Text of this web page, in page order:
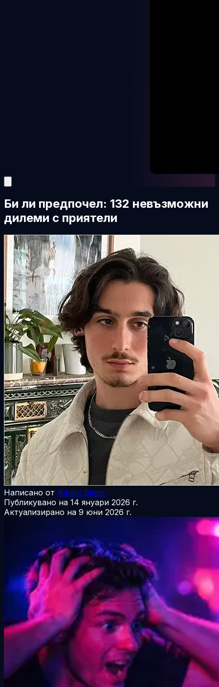
Би ли предпочел: 132 невъзможни
дилеми с приятели
Написано от Adrien Blanc
Публикувано на 14 януари 2026 г.
Актуализирано на 9 юни 2026 г.